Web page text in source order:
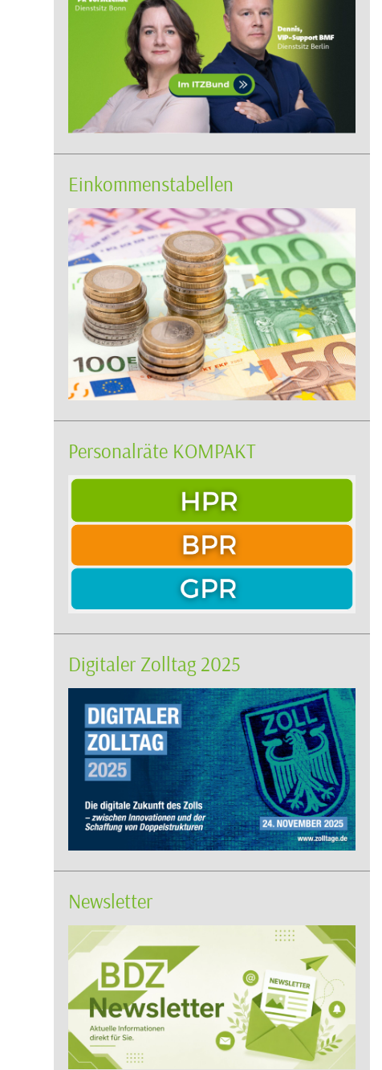
Einkommenstabellen
Personalräte KOMPAKT
Digitaler Zolltag 2025
Newsletter